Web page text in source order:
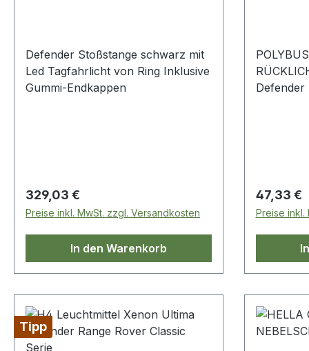
Defender Stoßstange schwarz mit
Led Tagfahrlicht von Ring Inklusive
Gummi-Endkappen
Regulärer Preis:
329,03 €
Preise inkl. MwSt. zzgl. Versandkosten
In den Warenkorb
Defender Die Rücklichter des
zu Rost
zu
Lichtern
schützt
den
Ihres
Regulärer
47,33 €
Preise inkl.
Tipp